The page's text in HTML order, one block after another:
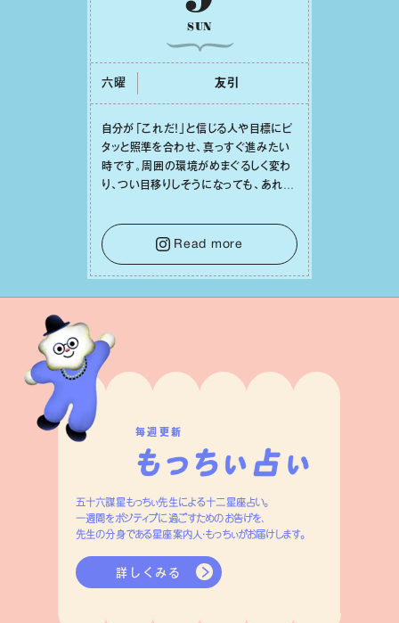
SUN
六曜 友引
⾃分が「これだ！」と信じる⼈や⽬標にピ
タッと照準を合わせ、真っすぐ進みたい
時です。周囲の環境がめまぐるしく変わ
り、つい⽬移りしそうになっても、あれこ
をそっと⼿放し、⽬の前のことに集中しま
しょう。そのブレない決意が、あなたにと
って有意義で安定した成果を引き寄せま
す。
Read more
毎週更新
五十六謀星もっちぃ先生による十二星座占い。
一週間をポジティブに過ごすためのお告げを、
先生の分身である星座案内人・もっちぃがお届けします。
詳しくみる